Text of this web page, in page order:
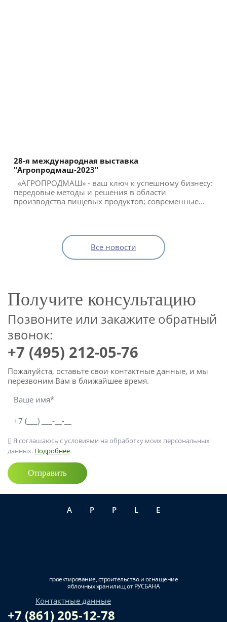
28-я международная выставка
"Агропродмаш-2023"
«АГРОПРОДМАШ» - ваш ключ к успешному бизнесу:
передовые методы и решения в области
производства пищевых продуктов; современные...
Все новости
Получите консультацию
Позвоните или закажите обратный
звонок:
+7 (495) 212-05-76
Пожалуйста, оставьте свои контактные данные, и мы
перезвоним Вам в ближайшее время.
Я соглашаюсь с условиями на обработку моих персональных
данных. Подробнее.
Отправить
APPLE
проектирование, строительство и оснащение
яблочных хранилищ от РУСБАНА
Контактные данные
+7 (861) 205-12-78